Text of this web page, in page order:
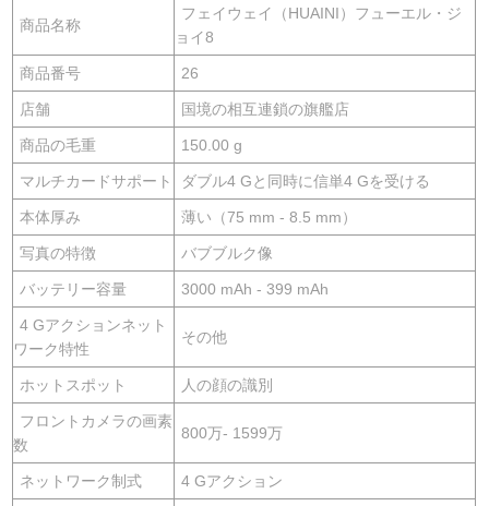
商品名称
フェイウェイ（HUAINI）フューエル・ジ
ョイ8
商品番号 26
店舗 国境の相互連鎖の旗艦店
商品の毛重 150.00 g
マルチカードサポート ダブル4 Gと同時に信単4 Gを受ける
本体厚み 薄い（75 mm - 8.5 mm）
写真の特徴 バブブルク像
バッテリー容量 3000 mAh - 399 mAh
4 Gアクションネット
ワーク特性
その他
ホットスポット 人の顔の識別
フロントカメラの画素
数
800万- 1599万
ネットワーク制式 4 Gアクション